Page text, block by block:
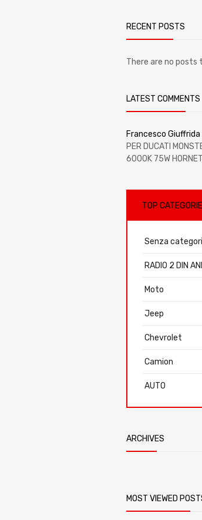
RECENT POSTS
There are no posts
LATEST COMMENTS
Francesco Giuffrida
PER DUCATI
6000K 75W
TOP
Senza
RADIO 2 DIN
Moto
Jeep
Chevrolet
Camion
AUTO
ARCHIVES
MOST VIEWED